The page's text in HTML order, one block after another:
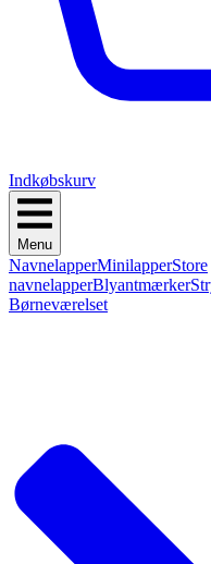
Indkøbskurv
Menu
NavnelapperMinilapperStore
navnelapperBlyantmærker
Børneværelset